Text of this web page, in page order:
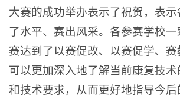
大赛的成功举办表示了祝贺，表
了水平、赛出风采。各参赛学校
赛达到了以赛促改、以赛促学、赛
可以更加深入地了解当前康复技
和技术要求，从而更好地指导今